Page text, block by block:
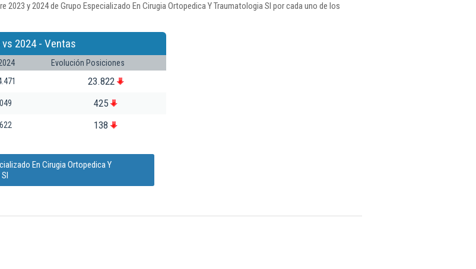
y 2024 de Grupo Especializado En Cirugia Ortopedica Y Traumatologia Sl por cada uno de los
2024 - Ventas
Evolución Posiciones
23.822
425
138
En Cirugia Ortopedica Y